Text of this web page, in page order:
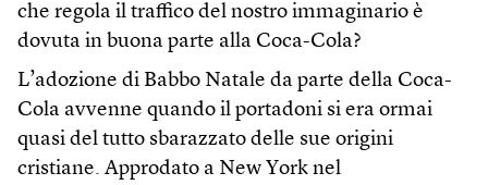
che regola il traffico del nostro immaginario è
dovuta in buona parte alla Coca-Cola?
L’adozione di Babbo Natale da parte della Coca-
Cola avvenne quando il portadoni si era ormai
quasi del tutto sbarazzato delle sue origini
cristiane. Approdato a New York nel